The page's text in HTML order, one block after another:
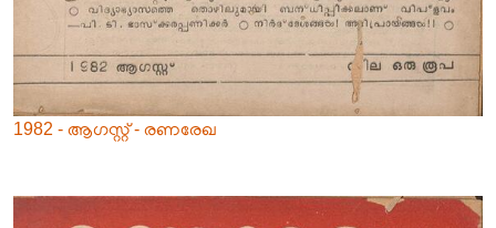
1982 - ആഗസ്റ്റ് - രണരേഖ